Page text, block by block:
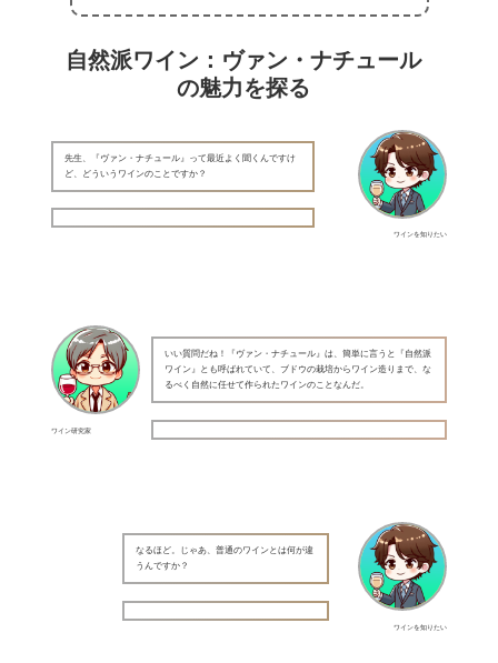
自然派ワイン：ヴァン・ナチュール
の魅力を探る
ワインを知りたい
先生、『ヴァン・ナチュール』って最近よく聞くんですけ
ど、どういうワインのことですか？
ワイン研究家
いい質問だね！『ヴァン・ナチュール』は、簡単に言うと『自然派
ワイン』とも呼ばれていて、ブドウの栽培からワイン造りまで、な
るべく自然に任せて作られたワインのことなんだ。
ワインを知りたい
なるほど。じゃあ、普通のワインとは何が違
うんですか？